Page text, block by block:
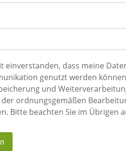
einverstanden, dass meine
entsprechenden Anbieter weitergeleitet
erhobenen personenbezogenen Daten dient
meiner Anfrage. Jedwede anderweitige Nutzung ist
ausgeschlossen. Bitte beachten Sie im